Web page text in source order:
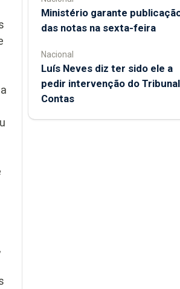
Ministério garante
das notas na sexta-feira
Nacional
Luís Neves diz ter sido ele a
pedir intervenção do
Contas